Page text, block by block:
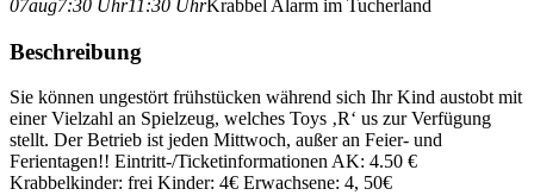
07aug7:30 Uhr11:30 UhrKrabbel Alarm im Tucherland
Beschreibung
Sie können ungestört frühstücken während sich Ihr Kind austobt mit
einer Vielzahl an Spielzeug, welches Toys ‚R‘ us zur Verfügung
stellt. Der Betrieb ist jeden Mittwoch, außer an Feier- und
Ferientagen!! Eintritt-/Ticketinformationen AK: 4.50 €
Krabbelkinder: frei Kinder: 4€ Erwachsene: 4, 50€